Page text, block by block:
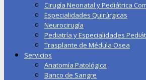
Cirugía Neonatal y Pediátrica
Especialidades Quirúrgicas
Neurocirugía
Pediatría y Especialidades
Trasplante de Médula Osea
Servicios
Anatomía Patológica
Banco de Sangre